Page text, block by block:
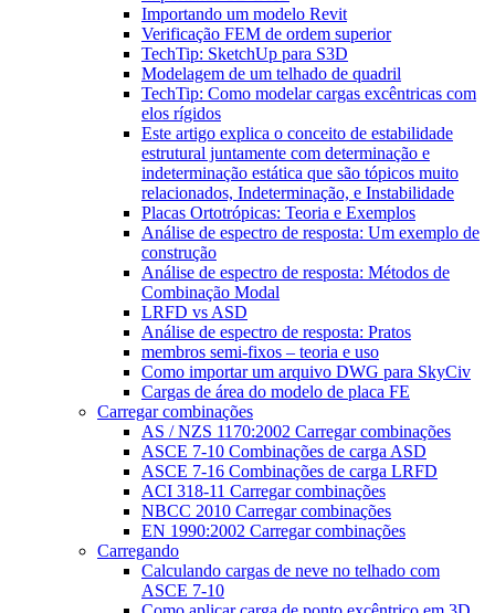
Importando um modelo Revit
Verificação FEM de ordem superior
TechTip: SketchUp para S3D
Modelagem de um telhado de quadril
TechTip: Como modelar cargas excêntricas com
elos rígidos
Este artigo explica o conceito de estabilidade
estrutural juntamente com determinação e
indeterminação estática que são tópicos muito
relacionados, Indeterminação, e Instabilidade
Placas Ortotrópicas: Teoria e Exemplos
Análise de espectro de resposta: Um exemplo de
construção
Análise de espectro de resposta: Métodos de
Combinação Modal
LRFD vs ASD
Análise de espectro de resposta: Pratos
membros semi-fixos – teoria e uso
Como importar um arquivo DWG para SkyCiv
Cargas de área do modelo de placa FE
Carregar combinações
AS / NZS 1170:2002 Carregar combinações
ASCE 7-10 Combinações de carga ASD
ASCE 7-16 Combinações de carga LRFD
ACI 318-11 Carregar combinações
NBCC 2010 Carregar combinações
EN 1990:2002 Carregar combinações
Carregando
Calculando cargas de neve no telhado com
ASCE 7-10